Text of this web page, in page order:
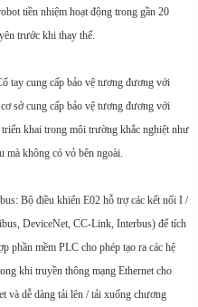
tiền nhiệm hoạt động trong gần 20
trước khi thay thế.
tay cung cấp bảo vệ tương đương với
sở cung cấp bảo vệ tương đương với
khai trong môi trường khắc nghiệt như
mà không có vỏ bên ngoài.
Bộ điều khiển E02 hỗ trợ các kết nối I /
DeviceNet, CC-Link, Interbus) để tích
phần mềm PLC cho phép tạo ra các hệ
khi truyền thông mạng Ethernet cho
và dễ dàng tải lên / tải xuống chương